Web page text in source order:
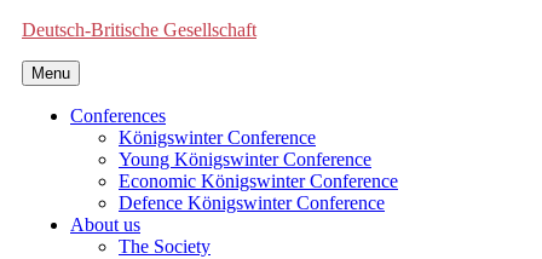
Deutsch-Britische Gesellschaft
Menu
Conferences
Königswinter Conference
Young Königswinter Conference
Economic Königswinter Conference
Defence Königswinter Conference
About us
The Society